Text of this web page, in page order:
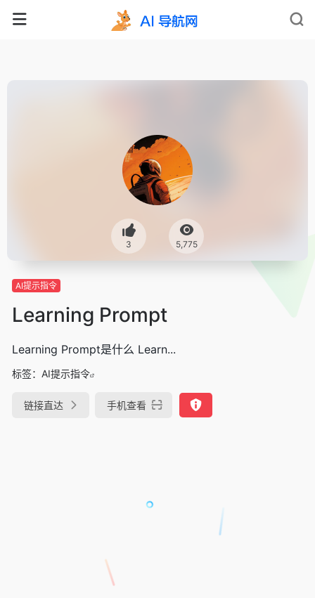
3 5,775
AI提示指令
Learning Prompt
Learning Prompt是什么 Learn...
标签： AI提示指令
链接直达 手机查看